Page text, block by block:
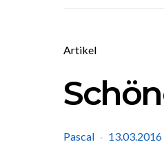
Artikel
Pascal 13.03.2016